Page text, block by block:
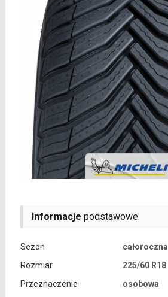
Informacje podstawowe
Sezon
całoroczna
Rozmiar
225/60 R18
Przeznaczenie
osobowa